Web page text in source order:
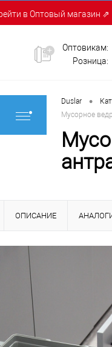
в Оптовый магазин ⇗
Оптовикам:
Розница:
Duslar •
Мусорное
ОПИСАНИЕ